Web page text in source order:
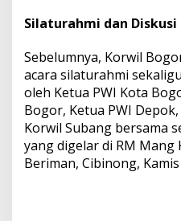
Silaturahmi dan Diskusi
Sebelumnya, Korwil
acara silaturahmi
oleh Ketua PWI Kota
Bogor, Ketua PWI
Korwil Subang bersama
yang digelar di RM Mang
Beriman, Cibinong,